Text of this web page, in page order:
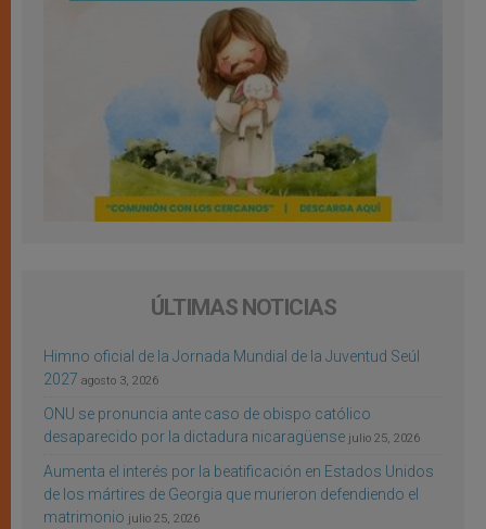
ÚLTIMAS NOTICIAS
Himno oficial de la Jornada Mundial de la Juventud Seúl
2027 agosto 3, 2026
ONU se pronuncia ante caso de obispo católico
desaparecido por la dictadura nicaragüense julio 25, 2026
Aumenta el interés por la beatificación en Estados Unidos
de los mártires de Georgia que murieron defendiendo el
matrimonio julio 25, 2026